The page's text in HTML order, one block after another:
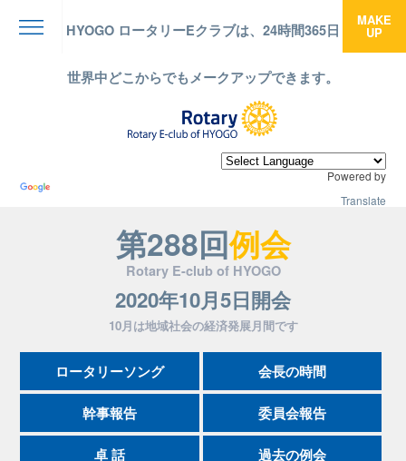
HYOGO ロータリーEクラブは、24時間365日
世界中どこからでもメークアップできます。
MAKE
UP
Powered by
Translate
第288回例会
Rotary E-club of HYOGO
2020年10月5日開会
10月は地域社会の経済発展月間です
ロータリーソング 会長の時間
幹事報告 委員会報告
卓 話 過去の例会